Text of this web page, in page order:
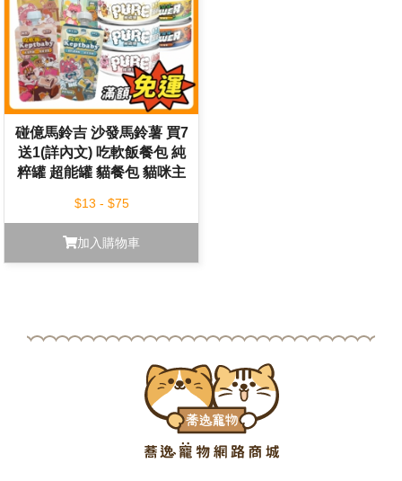
碰億馬鈴吉 沙發馬鈴薯 買7
送1(詳內文) 吃軟飯餐包 純
粹罐 超能罐 貓餐包 貓咪主
包
$13 - $75
加入購物車